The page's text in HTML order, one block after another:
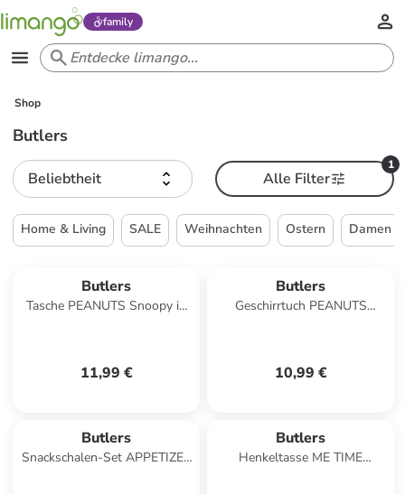
family
Shop
Butlers
Beliebtheit
1
Alle Filter
Home & Living SALE Weihnachten Ostern Damen
Butlers
Tasche PEANUTS Snoopy in
11,99 €
Butlers
Geschirrtuch PEANUTS
10,99 €
Butlers
Snackschalen-Set APPETIZER
Butlers
Henkeltasse ME TIME